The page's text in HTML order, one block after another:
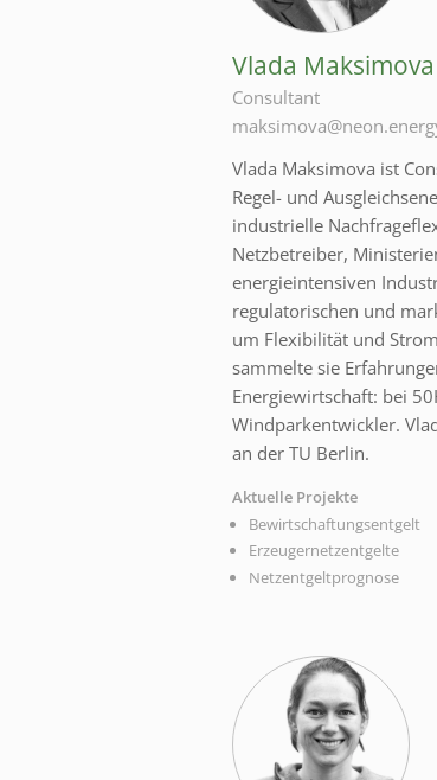
Vlada Maksimova
Consultant
Vlada Maksimova ist
Regel- und
industrielle
Netzbetreiber,
energieintensiven
regulatorischen und
um Flexibilität und
sammelte sie
Energiewirtschaft: bei
Windparkentwickler.
an der TU Berlin.
Aktuelle Projekte
Bewirtschaftungsentgelt
Erzeugernetzentgelte
Netzentgeltprognose